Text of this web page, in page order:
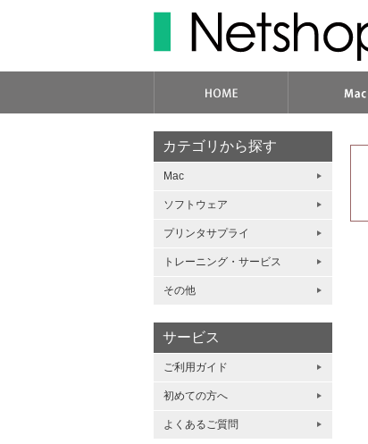
カテゴリから探す
Mac
ソフトウェア
プリンタサプライ
トレーニング・サービス
その他
サービス
ご利用ガイド
初めての方へ
よくあるご質問